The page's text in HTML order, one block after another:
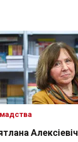
Алексіевіч